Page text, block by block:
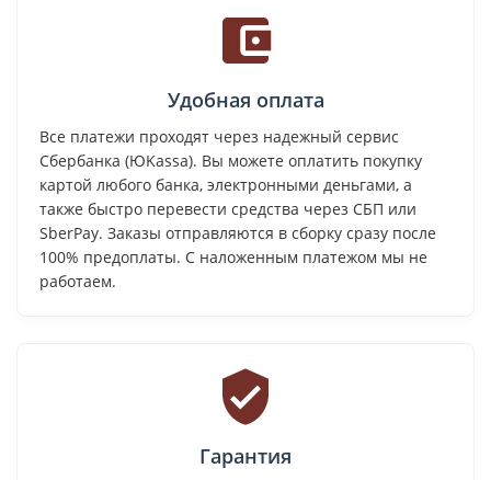
Удобная оплата
Все платежи проходят через надежный сервис
Сбербанка (ЮKassa). Вы можете оплатить покупку
картой любого банка, электронными деньгами, а
также быстро перевести средства через СБП или
SberPay. Заказы отправляются в сборку сразу после
100% предоплаты. С наложенным платежом мы не
работаем.
Гарантия